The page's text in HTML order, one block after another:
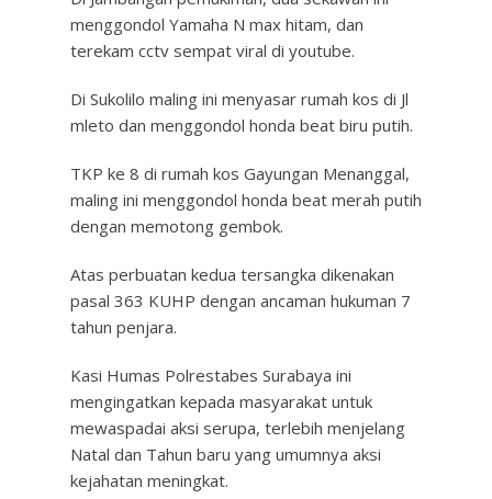
menggondol Yamaha N max hitam, dan
terekam cctv sempat viral di youtube.
Di Sukolilo maling ini menyasar rumah kos di Jl
mleto dan menggondol honda beat biru putih.
TKP ke 8 di rumah kos Gayungan Menanggal,
maling ini menggondol honda beat merah putih
dengan memotong gembok.
Atas perbuatan kedua tersangka dikenakan
pasal 363 KUHP dengan ancaman hukuman 7
tahun penjara.
Kasi Humas Polrestabes Surabaya ini
mengingatkan kepada masyarakat untuk
mewaspadai aksi serupa, terlebih menjelang
Natal dan Tahun baru yang umumnya aksi
kejahatan meningkat.